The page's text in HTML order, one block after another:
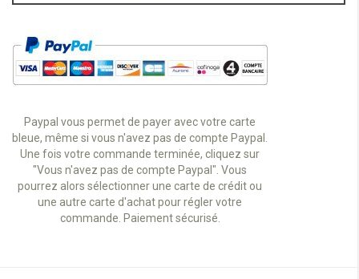
Paypal vous permet de payer avec votre carte
bleue, même si vous n'avez pas de compte Paypal.
Une fois votre commande terminée, cliquez sur
"Vous n'avez pas de compte Paypal". Vous
pourrez alors sélectionner une carte de crédit ou
une autre carte d'achat pour régler votre
commande. Paiement sécurisé.